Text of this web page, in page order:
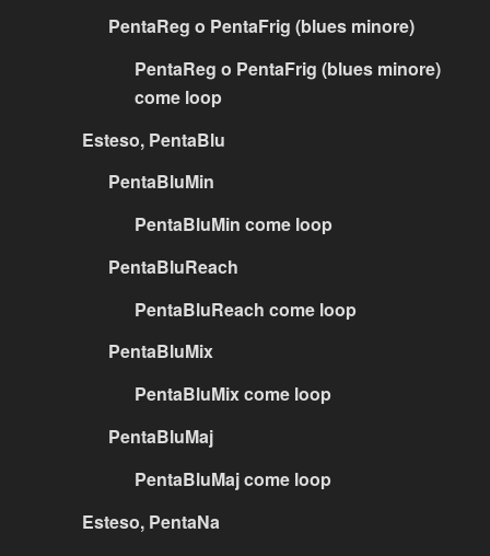
PentaReg o PentaFrig (blues minore)
PentaReg o PentaFrig (blues minore)
come loop
Esteso, PentaBlu
PentaBluMin
PentaBluMin come loop
PentaBluReach
PentaBluReach come loop
PentaBluMix
PentaBluMix come loop
PentaBluMaj
PentaBluMaj come loop
Esteso, PentaNa